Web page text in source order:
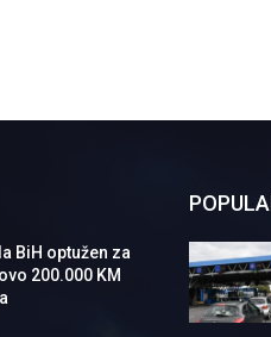
BiH optužen za
200.000 KM